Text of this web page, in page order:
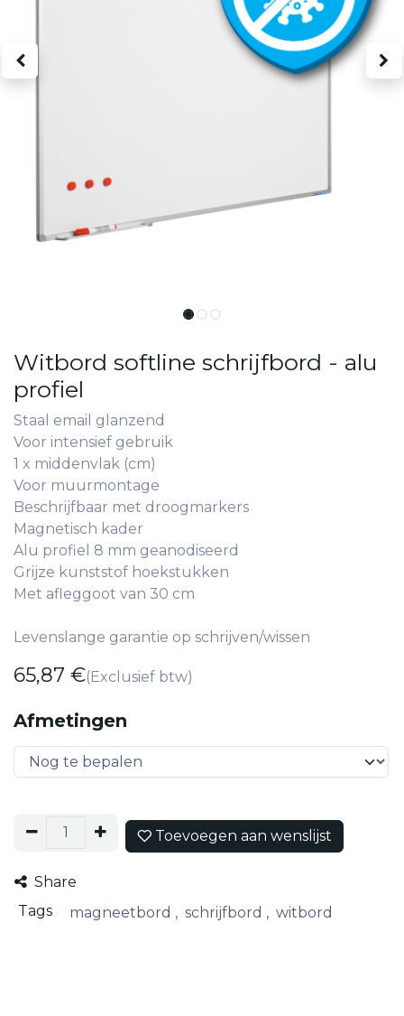
Witbord softline schrijfbord - alu
profiel
Staal email glanzend
Voor intensief gebruik
1 x middenvlak (cm)
Voor muurmontage
Beschrijfbaar met droogmarkers
Magnetisch kader
Alu profiel 8 mm geanodiseerd
Grijze kunststof hoekstukken
Met afleggoot van 30 cm
Levenslange garantie op schrijven/wissen
65,87 €(Exclusief btw)
Afmetingen
Toevoegen aan wenslijst
Share
Tags
magneetbord , schrijfbord , witbord